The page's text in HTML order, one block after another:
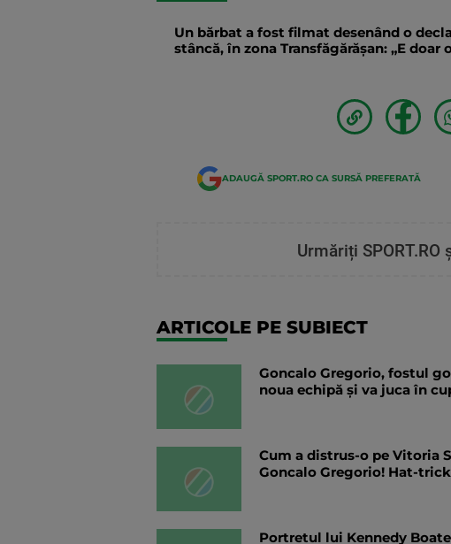
Un bărbat a fost filmat desenând o
stâncă, în zona Transfăgărăşan: „E doar
ADAUGĂ SPORT.RO CA SURSĂ PREFERATĂ
Urmăriți SPORT.RO
ARTICOLE PE SUBIECT
Goncalo Gregorio, fostul
noua echipă și va juca în
Cum a distrus-o pe Vitoria
Goncalo Gregorio! Hat-
Portretul lui Kennedy